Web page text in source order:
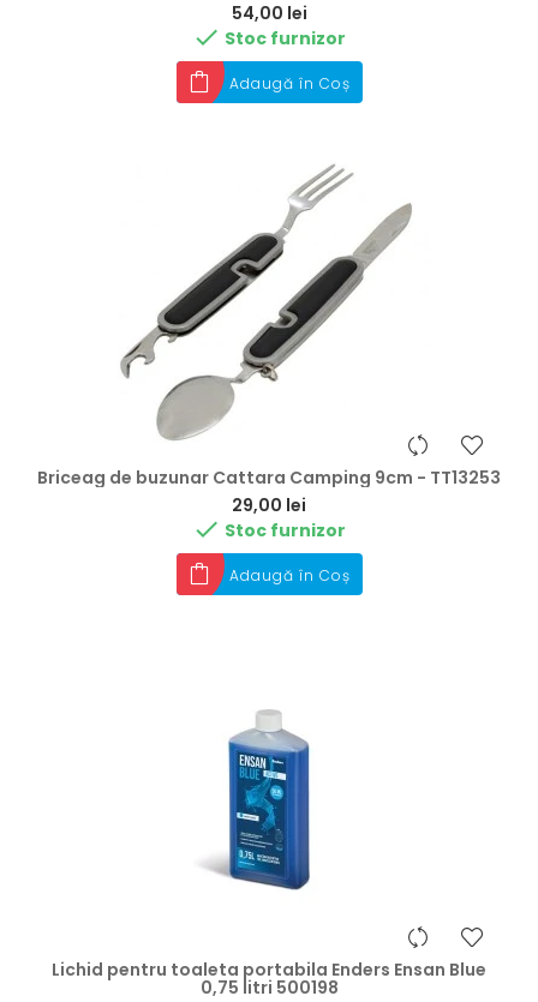
54,00 lei
 Stoc furnizor
Adaugă în Coș
Briceag de buzunar Cattara Camping 9cm - TT13253
29,00 lei
 Stoc furnizor
Adaugă în Coș
Lichid pentru toaleta portabila Enders Ensan Blue
0,75 litri 500198